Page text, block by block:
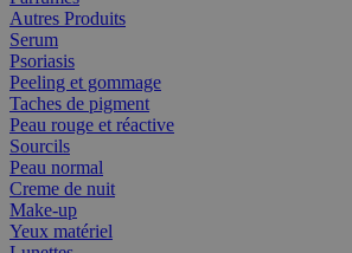
Autres Produits
Serum
Psoriasis
Peeling et gommage
Taches de pigment
Peau rouge et réactive
Sourcils
Peau normal
Creme de nuit
Make-up
Yeux matériel